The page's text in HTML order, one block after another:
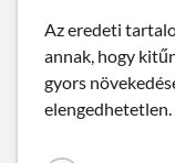
Az eredeti
annak, hogy
gyors
elengedhetetlen.